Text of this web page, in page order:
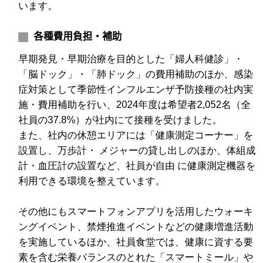
います。
各種費用負担・補助
早期発見・早期治療を目的とした「婦人科健診」・
「脳ドック」・「肺ドック」の費用補助のほか、感染
症対策として季節性インフルエンザ予防接種の社内実
施・費用補助を行い、2024年度は希望者2,052名（全
社員の37.8%）が社内にて接種を受けました。
また、社内の休憩エリアには「健康測定コーナー」を
設置し、万歩計・ メジャーの貸し出しのほか、体組成
計・血圧計の設置など、社員が自由 に健康測定機器を
利用できる環境を整えています。
その他にもスマートフォンアプリを活用したウォーキ
ングイベント、禁煙推進イベントなどの健康増進活動
を実施しているほか、社員食堂では、健康に資する要
素を含む栄養バランスのとれた「スマートミール」や